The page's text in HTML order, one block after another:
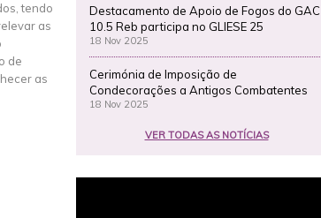
tendo
as
de
as
Destacamento de Apoio de Fogos do GAC
10.5 Reb participa no GLIESE 25
18 Nov 2025
Cerimónia de Imposição de
Condecorações a Antigos Combatentes
18 Nov 2025
VER TODAS AS NOTÍCIAS